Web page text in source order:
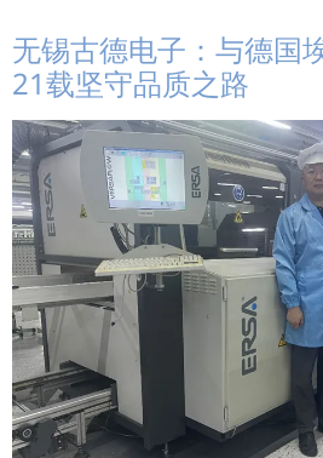
无锡古德电子：与德国
21载坚守品质之路